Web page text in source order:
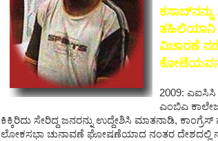
ತಹಿಲಿಯಾನಿ
ವಿಚಾರಣೆ
2009:
ಎಂಬಿಎ
ಕಿಕ್ಕಿರಿದು ಸೇರಿದ್ದ ಜನರನ್ನು ಉದ್ದೇಶಿಸಿ ಮಾತನಾಡಿ, ಕಾಂಗ್ರೆಸ್‌
ಲೋಕಸಭಾ ಚುನಾವಣೆ ಘೋಷಣೆಯಾದ ನಂತರ ದೇಶದಲ್ಲಿ